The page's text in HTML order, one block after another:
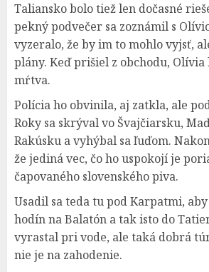
Taliansko bolo tiež len dočasné
pekný podvečer sa zoznámil s
vyzeralo, že by im to mohlo vyjsť,
plány. Keď prišiel z obchodu, Olívia
mŕtva.
Polícia ho obvinila, aj zatkla, ale
Roky sa skrýval vo Švajčiarsku,
Rakúsku a vyhýbal sa ľuďom.
že jediná vec, čo ho uspokojí je
čapovaného slovenského piva.
Usadil sa teda tu pod Karpatmi,
hodín na Balatón a tak isto do
vyrastal pri vode, ale taká dobrá
nie je na zahodenie.